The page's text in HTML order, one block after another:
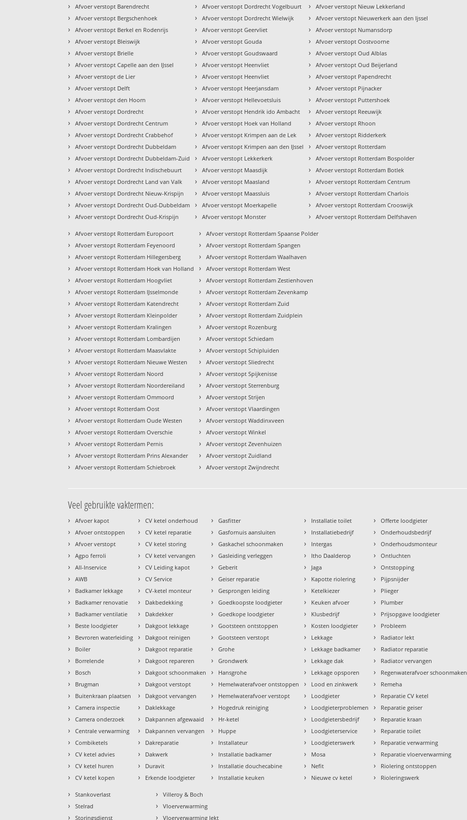
› Afvoer verstopt Barendrecht
› Afvoer verstopt Bergschenhoek
› Afvoer verstopt Berkel en Rodenrijs
› Afvoer verstopt Bleiswijk
› Afvoer verstopt Brielle
› Afvoer verstopt Capelle aan den IJssel
› Afvoer verstopt de Lier
› Afvoer verstopt Delft
› Afvoer verstopt den Hoorn
› Afvoer verstopt Dordrecht
› Afvoer verstopt Dordrecht Centrum
› Afvoer verstopt Dordrecht Crabbehof
› Afvoer verstopt Dordrecht Dubbeldam
› Afvoer verstopt Dordrecht Dubbeldam-Zuid
› Afvoer verstopt Dordrecht Indischebuurt
› Afvoer verstopt Dordrecht Land van Valk
› Afvoer verstopt Dordrecht Nieuw-Krispijn
› Afvoer verstopt Dordrecht Oud-Dubbeldam
› Afvoer verstopt Dordrecht Oud-Krispijn
› Afvoer verstopt Dordrecht Vogelbuurt
› Afvoer verstopt Dordrecht Wielwijk
› Afvoer verstopt Geervliet
› Afvoer verstopt Gouda
› Afvoer verstopt Goudswaard
› Afvoer verstopt Heenvliet
› Afvoer verstopt Heenvliet
› Afvoer verstopt Heerjansdam
› Afvoer verstopt Hellevoetsluis
› Afvoer verstopt Hendrik ido Ambacht
› Afvoer verstopt Hoek van Holland
› Afvoer verstopt Krimpen aan de Lek
› Afvoer verstopt Krimpen aan den IJssel
› Afvoer verstopt Lekkerkerk
› Afvoer verstopt Maasdijk
› Afvoer verstopt Maasland
› Afvoer verstopt Maassluis
› Afvoer verstopt Moerkapelle
› Afvoer verstopt Monster
› Afvoer verstopt Nieuw Lekkerland
› Afvoer verstopt Nieuwerkerk aan den Ijssel
› Afvoer verstopt Numansdorp
› Afvoer verstopt Oostvoorne
› Afvoer verstopt Oud Alblas
› Afvoer verstopt Oud Beijerland
› Afvoer verstopt Papendrecht
› Afvoer verstopt Pijnacker
› Afvoer verstopt Puttershoek
› Afvoer verstopt Reeuwijk
› Afvoer verstopt Rhoon
› Afvoer verstopt Ridderkerk
› Afvoer verstopt Rotterdam
› Afvoer verstopt Rotterdam Bospolder
› Afvoer verstopt Rotterdam Botlek
› Afvoer verstopt Rotterdam Centrum
› Afvoer verstopt Rotterdam Charlois
› Afvoer verstopt Rotterdam Crooswijk
› Afvoer verstopt Rotterdam Delfshaven
› Afvoer verstopt Rotterdam Europoort
› Afvoer verstopt Rotterdam Feyenoord
› Afvoer verstopt Rotterdam Hillegersberg
› Afvoer verstopt Rotterdam Hoek van Holland
› Afvoer verstopt Rotterdam Hoogvliet
› Afvoer verstopt Rotterdam IJsselmonde
› Afvoer verstopt Rotterdam Katendrecht
› Afvoer verstopt Rotterdam Kleinpolder
› Afvoer verstopt Rotterdam Kralingen
› Afvoer verstopt Rotterdam Lombardijen
› Afvoer verstopt Rotterdam Maasvlakte
› Afvoer verstopt Rotterdam Nieuwe Westen
› Afvoer verstopt Rotterdam Noord
› Afvoer verstopt Rotterdam Noordereiland
› Afvoer verstopt Rotterdam Ommoord
› Afvoer verstopt Rotterdam Oost
› Afvoer verstopt Rotterdam Oude Westen
› Afvoer verstopt Rotterdam Overschie
› Afvoer verstopt Rotterdam Pernis
› Afvoer verstopt Rotterdam Prins Alexander
› Afvoer verstopt Rotterdam Schiebroek
› Afvoer verstopt Rotterdam Spaanse Polder
› Afvoer verstopt Rotterdam Spangen
› Afvoer verstopt Rotterdam Waalhaven
› Afvoer verstopt Rotterdam West
› Afvoer verstopt Rotterdam Zestienhoven
› Afvoer verstopt Rotterdam Zevenkamp
› Afvoer verstopt Rotterdam Zuid
› Afvoer verstopt Rotterdam Zuidplein
› Afvoer verstopt Rozenburg
› Afvoer verstopt Schiedam
› Afvoer verstopt Schipluiden
› Afvoer verstopt Sliedrecht
› Afvoer verstopt Spijkenisse
› Afvoer verstopt Sterrenburg
› Afvoer verstopt Strijen
› Afvoer verstopt Vlaardingen
› Afvoer verstopt Waddinxveen
› Afvoer verstopt Winkel
› Afvoer verstopt Zevenhuizen
› Afvoer verstopt Zuidland
› Afvoer verstopt Zwijndrecht
Veel gebruikte vaktermen:
› Afvoer kapot
› Afvoer ontstoppen
› Afvoer verstopt
› Agpo ferroli
› All-Inservice
› AWB
› Badkamer lekkage
› Badkamer renovatie
› Badkamer ventilatie
› Beste loodgieter
› Bevroren waterleiding
› Boiler
› Borrelende
› Bosch
› Brugman
› Buitenkraan plaatsen
› Camera inspectie
› Camera onderzoek
› Centrale verwarming
› Combiketels
› CV ketel advies
› CV ketel huren
› CV ketel kopen
› CV ketel onderhoud
› CV ketel reparatie
› CV ketel storing
› CV ketel vervangen
› CV Leiding kapot
› CV Service
› CV-ketel monteur
› Dakbedekking
› Dakdekker
› Dakgoot lekkage
› Dakgoot reinigen
› Dakgoot reparatie
› Dakgoot repareren
› Dakgoot schoonmaken
› Dakgoot verstopt
› Dakgoot vervangen
› Daklekkage
› Dakpannen afgewaaid
› Dakpannen vervangen
› Dakreparatie
› Dakwerk
› Duravit
› Erkende loodgieter
› Gasfitter
› Gasfornuis aansluiten
› Gaskachel schoonmaken
› Gasleiding verleggen
› Geberit
› Geiser reparatie
› Gesprongen leiding
› Goedkoopste loodgieter
› Goedkope loodgieter
› Gootsteen ontstoppen
› Gootsteen verstopt
› Grohe
› Grondwerk
› Hansgrohe
› Hemelwaterafvoer ontstoppen
› Hemelwaterafvoer verstopt
› Hogedruk reiniging
› Hr-ketel
› Huppe
› Installateur
› Installatie badkamer
› Installatie douchecabine
› Installatie keuken
› Installatie toilet
› Installatiebedrijf
› Intergas
› Itho Daalderop
› Jaga
› Kapotte riolering
› Ketelkiezer
› Keuken afvoer
› Klusbedrijf
› Kosten loodgieter
› Lekkage
› Lekkage badkamer
› Lekkage dak
› Lekkage opsporen
› Lood en zinkwerk
› Loodgieter
› Loodgieterproblemen
› Loodgietersbedrijf
› Loodgieterservice
› Loodgieterswerk
› Mosa
› Nefit
› Nieuwe cv ketel
› Offerte loodgieter
› Onderhoudsbedrijf
› Onderhoudsmonteur
› Ontluchten
› Ontstopping
› Pijpsnijder
› Plieger
› Plumber
› Prijsopgave loodgieter
› Probleem
› Radiator lekt
› Radiator reparatie
› Radiator vervangen
› Regenwaterafvoer schoonmaken
› Remeha
› Reparatie CV ketel
› Reparatie geiser
› Reparatie kraan
› Reparatie toilet
› Reparatie verwarming
› Reparatie vloerverwarming
› Riolering ontstoppen
› Rioleringswerk
› Stankoverlast
› Stelrad
› Storingsdienst
› Villeroy & Boch
› Vloerverwarming
› Vloerverwarming lekt